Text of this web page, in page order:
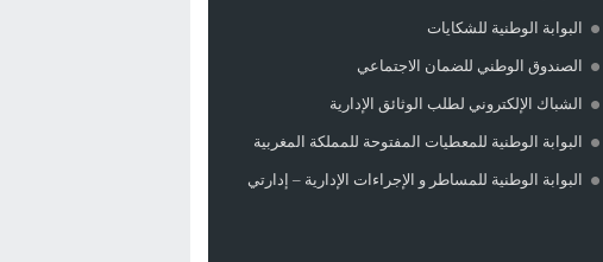
البوابة الوطنية للشكايات
الصندوق الوطني للضمان الاجتماعي
الشباك الإلكتروني لطلب الوثائق الإدارية
البوابة الوطنية للمعطيات المفتوحة للمملكة المغربية
البوابة الوطنية للمساطر و الإجراءات الإدارية – إدارتي